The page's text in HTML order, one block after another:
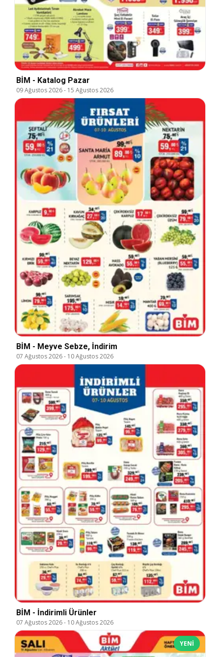
BİM - Katalog Pazar
09 Ağustos 2026- 15 Ağustos 2026
BİM - Meyve Sebze, İndirim
07 Ağustos 2026- 10 Ağustos 2026
BİM - İndirimli Ürünler
07 Ağustos 2026- 10 Ağustos 2026
YENI